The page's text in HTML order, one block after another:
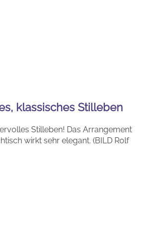
klassisches Stilleben
Stilleben! Das Arrangement
wirkt sehr elegant. (BILD Rolf